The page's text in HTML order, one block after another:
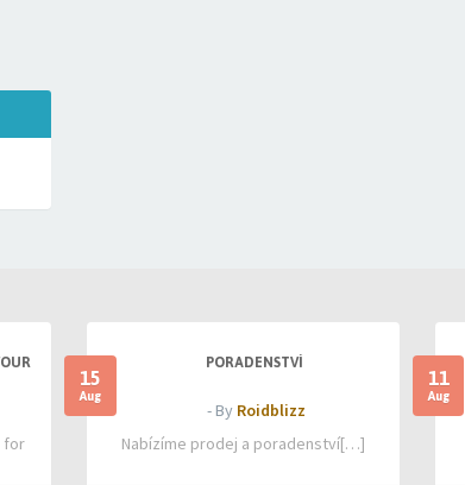
for
15
Aug
PORADENSTVÍ
- By Roidblizz
Nabízíme prodej a poradenství[…]
11
Aug